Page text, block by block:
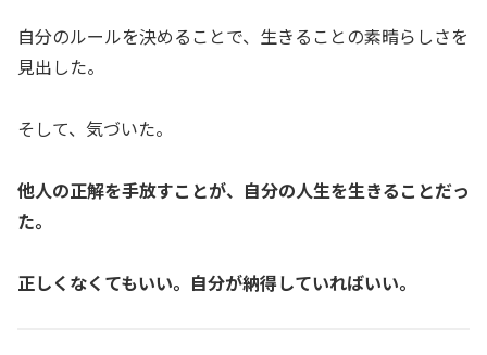
自分のルールを決めることで、生きることの素晴らしさを
見出した。
そして、気づいた。
他人の正解を手放すことが、自分の人生を生きることだっ
た。
正しくなくてもいい。自分が納得していればいい。